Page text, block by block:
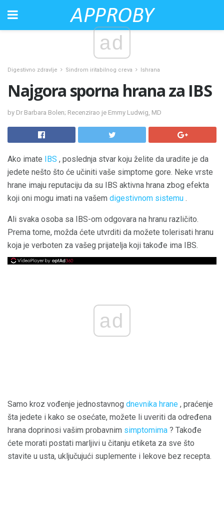
ad
Digestivno zdravlje Sindrom iritabilnog creva Ishrana
Najgora sporna hrana za IBS
by Dr Barbara Bolen; Recenzirao je Emmy Ludwig, MD
Ako imate IBS , poslednja stvar koju želite da uradite je da
jedete nešto što će učiniti vaše simptome gore. Neke vrste
hrane imaju reputaciju da su IBS aktivna hrana zbog efekta
koji oni mogu imati na vašem digestivnom sistemu .
Ali svaka osoba sa IBS-om odgovara na hranu različito.
Prema tome, možda ćete utvrditi da možete tolerisati hranu
koja je verboten za vašeg prijatelja koji takođe ima IBS.
ad
Samo kroz vođenje jednostavnog dnevnika hrane , praćenje
šta jedete i kako se osećate, možete li uveriti da određena
hrana doprinosi vašim probavnim simptomima ? Takođe
ćete morati postati marljivi u čitanju etiketa za sve što
stavite u usta, uključujući suplemente i lekove bez recepta.